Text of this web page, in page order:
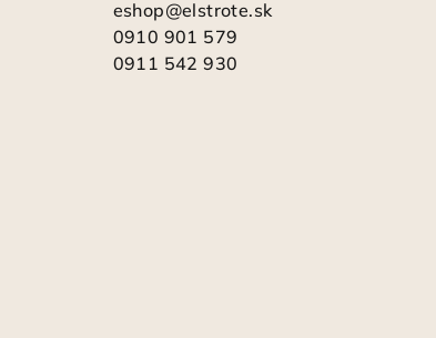
eshop@elstrote.sk
0910 901 579
0911 542 930